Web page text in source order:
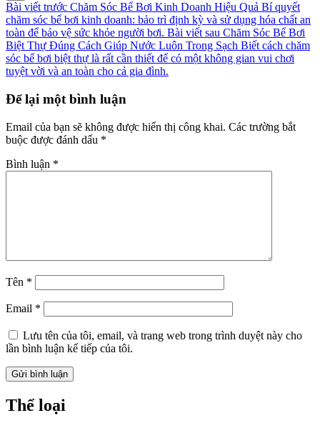
Bài viết trước Chăm Sóc Bể Bơi Kinh Doanh Hiệu Quả Bí quyết
chăm sóc bể bơi kinh doanh: bảo trì định kỳ và sử dụng hóa chất an
toàn để bảo vệ sức khỏe người bơi. Bài viết sau Chăm Sóc Bể Bơi
Biệt Thự Đúng Cách Giúp Nước Luôn Trong Sạch Biết cách chăm
sóc bể bơi biệt thự là rất cần thiết để có một không gian vui chơi
tuyệt vời và an toàn cho cả gia đình.
Để lại một bình luận
Email của bạn sẽ không được hiển thị công khai. Các trường bắt
buộc được đánh dấu *
Bình luận *
Tên *
Email *
Lưu tên của tôi, email, và trang web trong trình duyệt này cho
lần bình luận kế tiếp của tôi.
Thể loại